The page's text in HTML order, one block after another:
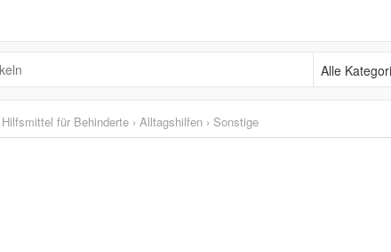
Alle Kategorien
Hilfsmittel für Behinderte › Alltagshilfen › Sonstige